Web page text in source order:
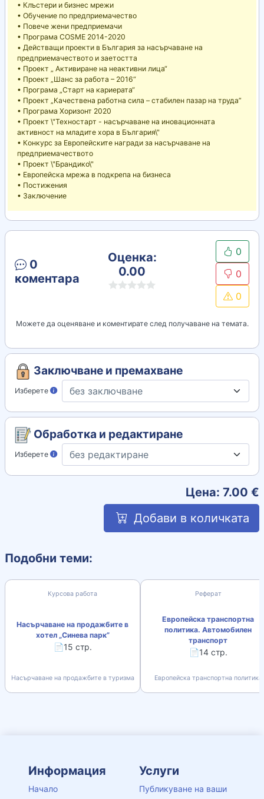
• Клъстери и бизнес мрежи
• Обучение по предприемачество
• Повече жени предприемачи
• Програма COSME 2014-2020
• Действащи проекти в България за насърчаване на
предприемачеството и заетостта
• Проект „ Активиране на неактивни лица“
• Проект „Шанс за работа – 2016“
• Програма „Старт на кариерата“
• Проект „Качествена работна сила – стабилен пазар на труда”
• Програма Хоризонт 2020
• Проект \"Техностарт - насърчаване на иновационната
активност на младите хора в България\"
• Конкурс за Европейските награди за насърчаване на
предприемачеството
• Проект \"Брандико\"
• Европейска мрежа в подкрепа на бизнеса
• Постижения
• Заключение
0
коментара
Оценка:
0.00
0
0
0
Можете да оценяване и коментирате след получаване на темата.
Заключване и премахване
Изберете
Обработка и редактиране
Изберете
Цена: 7.00 €
Добави в количката
Подобни теми:
Курсова работа
Насърчаване на продажбите в
хотел „Синева парк”
📄15 стр.
Насърчаване на продажбите в туризма
Реферат
Европейска транспортна
политика. Автомобилен
транспорт
📄14 стр.
Европейска транспортна политика
Информация
Начало
Услуги
Публикуване на ваши